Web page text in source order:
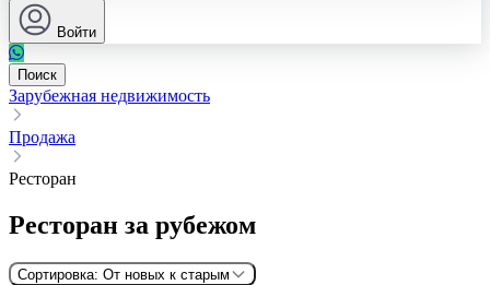
Войти
Поиск
Зарубежная недвижимость
Продажа
Ресторан
Ресторан за рубежом
Сортировка: От новых к старым